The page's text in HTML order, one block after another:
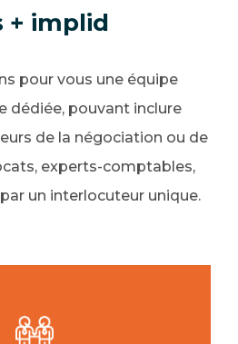
+ implid
pour vous une équipe
dédiée, pouvant inclure
de la négociation ou de
experts-comptables,
un interlocuteur unique.